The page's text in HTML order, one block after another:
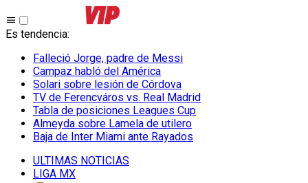
Es tendencia:
Falleció Jorge, padre de Messi
Campaz habló del América
Solari sobre lesión de Córdova
TV de Ferencváros vs. Real Madrid
Tabla de posiciones Leagues Cup
Almeyda sobre Lamela de utilero
Baja de Inter Miami ante Rayados
ULTIMAS NOTICIAS
LIGA MX